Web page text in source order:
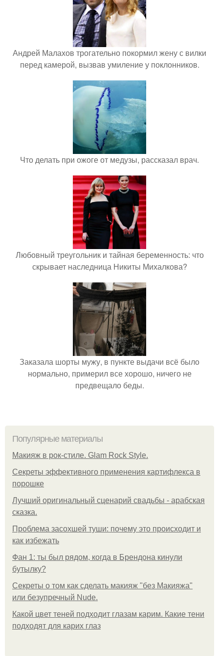
Андрей Малахов трогательно покормил жену с вилки
перед камерой, вызвав умиление у поклонников.
Что делать при ожоге от медузы, рассказал врач.
Любовный треугольник и тайная беременность: что
скрывает наследница Никиты Михалкова?
Заказала шорты мужу, в пункте выдачи всё было
нормально, примерил все хорошо, ничего не
предвещало беды.
Популярные материалы
Макияж в рок-стиле. Glam Rock Style.
Секреты эффективного применения картифлекса в
порошке
Лучший оригинальный сценарий свадьбы - арабская
сказка.
Проблема засохшей туши: почему это происходит и
как избежать
Фан 1: ты был рядом, когда в Брендона кинули
бутылку?
Секреты о том как сделать макияж "без Макияжа"
или безупречный Nude.
Какой цвет теней подходит глазам карим. Какие тени
подходят для карих глаз